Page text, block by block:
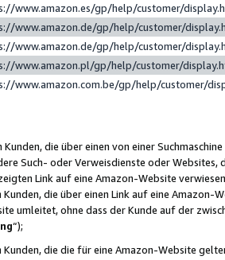
www.amazon.es/gp/help/customer/
www.amazon.de/gp/help/customer/
www.amazon.de/gp/help/customer/
www.amazon.pl/gp/help/customer/
www.amazon.com.be/gp/help/customer/
die über einen von einer
Such- oder Verweisdienste oder Websites,
Link auf eine Amazon-Website
die über einen Link auf eine
umleitet, ohne dass der Kunde auf der
“);
die die für eine Amazon-Website